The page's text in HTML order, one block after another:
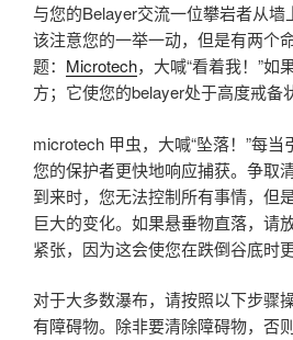
与您的Belayer交流一位攀岩者从
该注意您的一举一动，但是有两个
题： Microtech，大喊“看着我！”如
方；它使您的belayer处于高度戒备
microtech 甲虫，大喊“坠落！”每
您的保护者更快地响应捕获。争取
到来时，您无法控制所有事情，但
巨大的变化。如果悬垂物直落，请
紧张，因为这会使您在跌倒谷底时更
对于大多数瀑布，请按照以下步骤
有障碍物。除非要清除障碍物，否